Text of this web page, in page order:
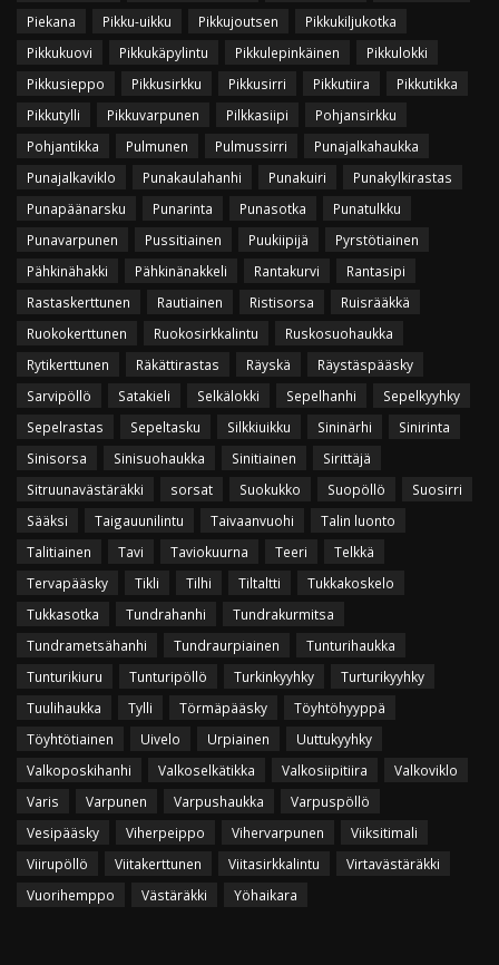
Piekana
Pikku-uikku Pikkujoutsen
Pikkukiljukotka
Pikkukuovi
Pikkukäpylintu Pikkulepinkäinen
Pikkulokki
Pikkusieppo
Pikkusirkku Pikkusirri Pikkutiira
Pikkutikka
Pikkutylli
Pikkuvarpunen Pilkkasiipi
Pohjansirkku
Pohjantikka
Pulmunen Pulmussirri
Punajalkahaukka
Punajalkaviklo
Punakaulahanhi Punakuiri
Punakylkirastas
Punapäänarsku
Punarinta Punasotka
Punatulkku
Punavarpunen
Pussitiainen Puukiipijä
Pyrstötiainen
Pähkinähakki
Pähkinänakkeli Rantakurvi
Rantasipi
Rastaskerttunen
Rautiainen Ristisorsa
Ruisrääkkä
Ruokokerttunen
Ruokosirkkalintu
Ruskosuohaukka
Rytikerttunen
Räkättirastas Räyskä
Räystäspääsky
Sarvipöllö
Satakieli Selkälokki Sepelhanhi
Sepelkyyhky
Sepelrastas
Sepeltasku Silkkiuikku Sininärhi
Sinirinta
Sinisorsa
Sinisuohaukka Sinitiainen
Sirittäjä
Sitruunavästäräkki
sorsat Suokukko Suopöllö
Suosirri
Sääksi
Taigauunilintu Taivaanvuohi
Talin luonto
Talitiainen
Tavi Taviokuurna Teeri
Telkkä
Tervapääsky
Tikli Tilhi Tiltaltti
Tukkakoskelo
Tukkasotka
Tundrahanhi
Tundrakurmitsa
Tundrametsähanhi
Tundraurpiainen
Tunturihaukka
Tunturikiuru
Tunturipöllö Turkinkyyhky
Turturikyyhky
Tuulihaukka
Tylli Törmäpääsky
Töyhtöhyyppä
Töyhtötiainen
Uivelo Urpiainen
Uuttukyyhky
Valkoposkihanhi
Valkoselkätikka Valkosiipitiira
Valkoviklo
Varis
Varpunen Varpushaukka
Varpuspöllö
Vesipääsky
Viherpeippo Vihervarpunen
Viiksitimali
Viirupöllö
Viitakerttunen Viitasirkkalintu
Virtavästäräkki
Vuorihemppo
Västäräkki Yöhaikara